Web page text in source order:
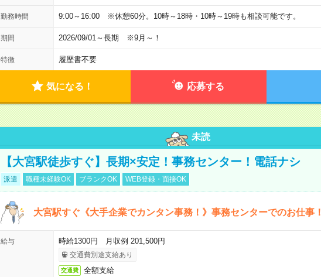
勤務時間 9:00～16:00 ※休憩60分。10時～18時・10時～19時も相談可能です。
期間 2026/09/01～長期 ※9月～！
特徴 履歴書不要
気になる！ 応募する
未読
【大宮駅徒歩すぐ】長期×安定！事務センター！電話ナシ
派遣 職種未経験OK ブランクOK WEB登録・面接OK
大宮駅すぐ《大手企業でカンタン事務！》事務センターでのお仕事！
給与 時給1300円 月収例 201,500円
交通費別途支給あり
交通費 全額支給